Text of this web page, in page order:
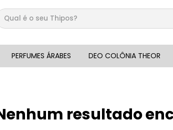
é o seu Thipos?
PERFUMES ÁRABES DEO COLÔNIA THEOR
resultado